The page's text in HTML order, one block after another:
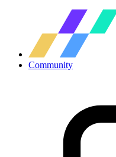
Community